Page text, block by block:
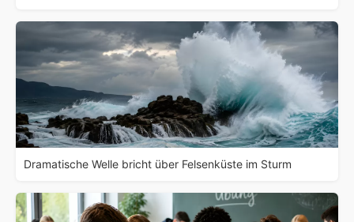
Dramatische Welle bricht über Felsenküste im Sturm